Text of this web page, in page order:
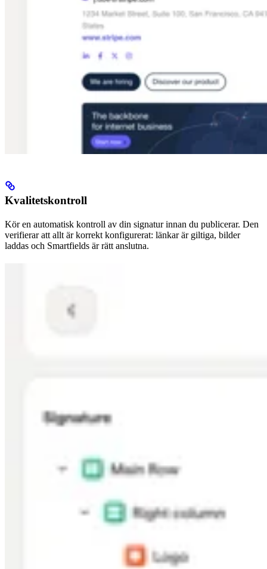
Kvalitetskontroll
Kör en automatisk kontroll av din signatur innan du publicerar. Den
verifierar att allt är korrekt konfigurerat: länkar är giltiga, bilder
laddas och Smartfields är rätt anslutna.